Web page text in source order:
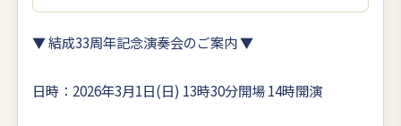
▼ 結成33周年記念演奏会のご案内 ▼
日時：2026年3月1日(日) 13時30分開場 14時開演